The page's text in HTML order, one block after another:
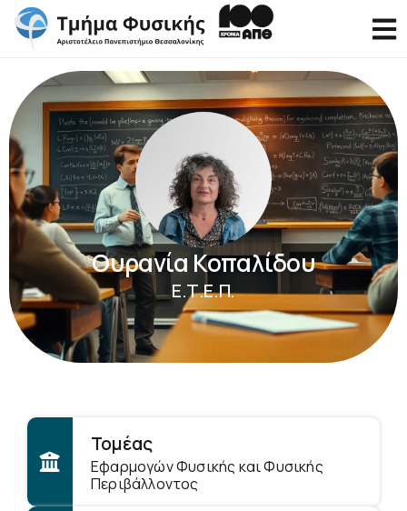
Ουρανία Κοπαλίδου
Ε.Τ.Ε.Π.
Τομέας
Εφαρμογών Φυσικής και Φυσικής
Περιβάλλοντος